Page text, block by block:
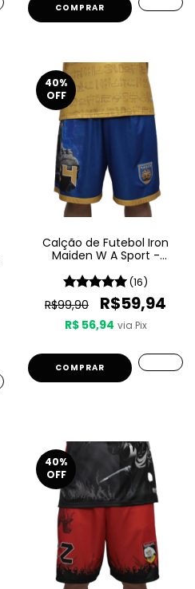
COMPRAR
40%
OFF
Calção de Futebol Iron
Maiden W A Sport -
(16)
R$99,90 R$59,94
R$ 56,94 via Pix
COMPRAR
40%
OFF